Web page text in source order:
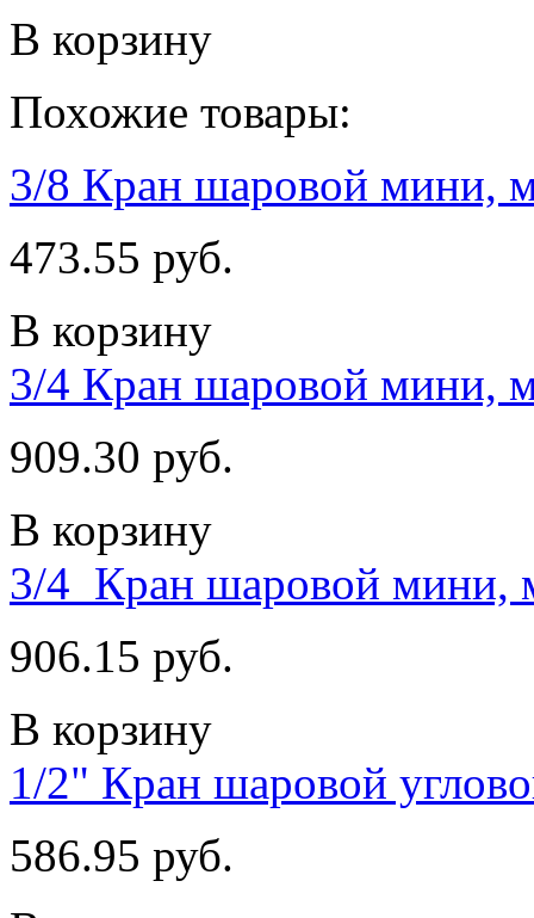
В корзину
Похожие товары:
3/8 Кран шаровой мини,
473.55 руб.
В корзину
3/4 Кран шаровой мини,
909.30 руб.
В корзину
3/4 Кран шаровой мини,
906.15 руб.
В корзину
1/2" Кран шаровой
586.95 руб.